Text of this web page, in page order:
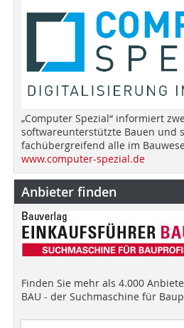
„Computer Spezial“ informiert
softwareunterstützte Bauen und
fachübergreifend alle im
www.computer-spezial.de
Anbieter finden
Finden Sie mehr als 4.000
BAU - der Suchmaschine für